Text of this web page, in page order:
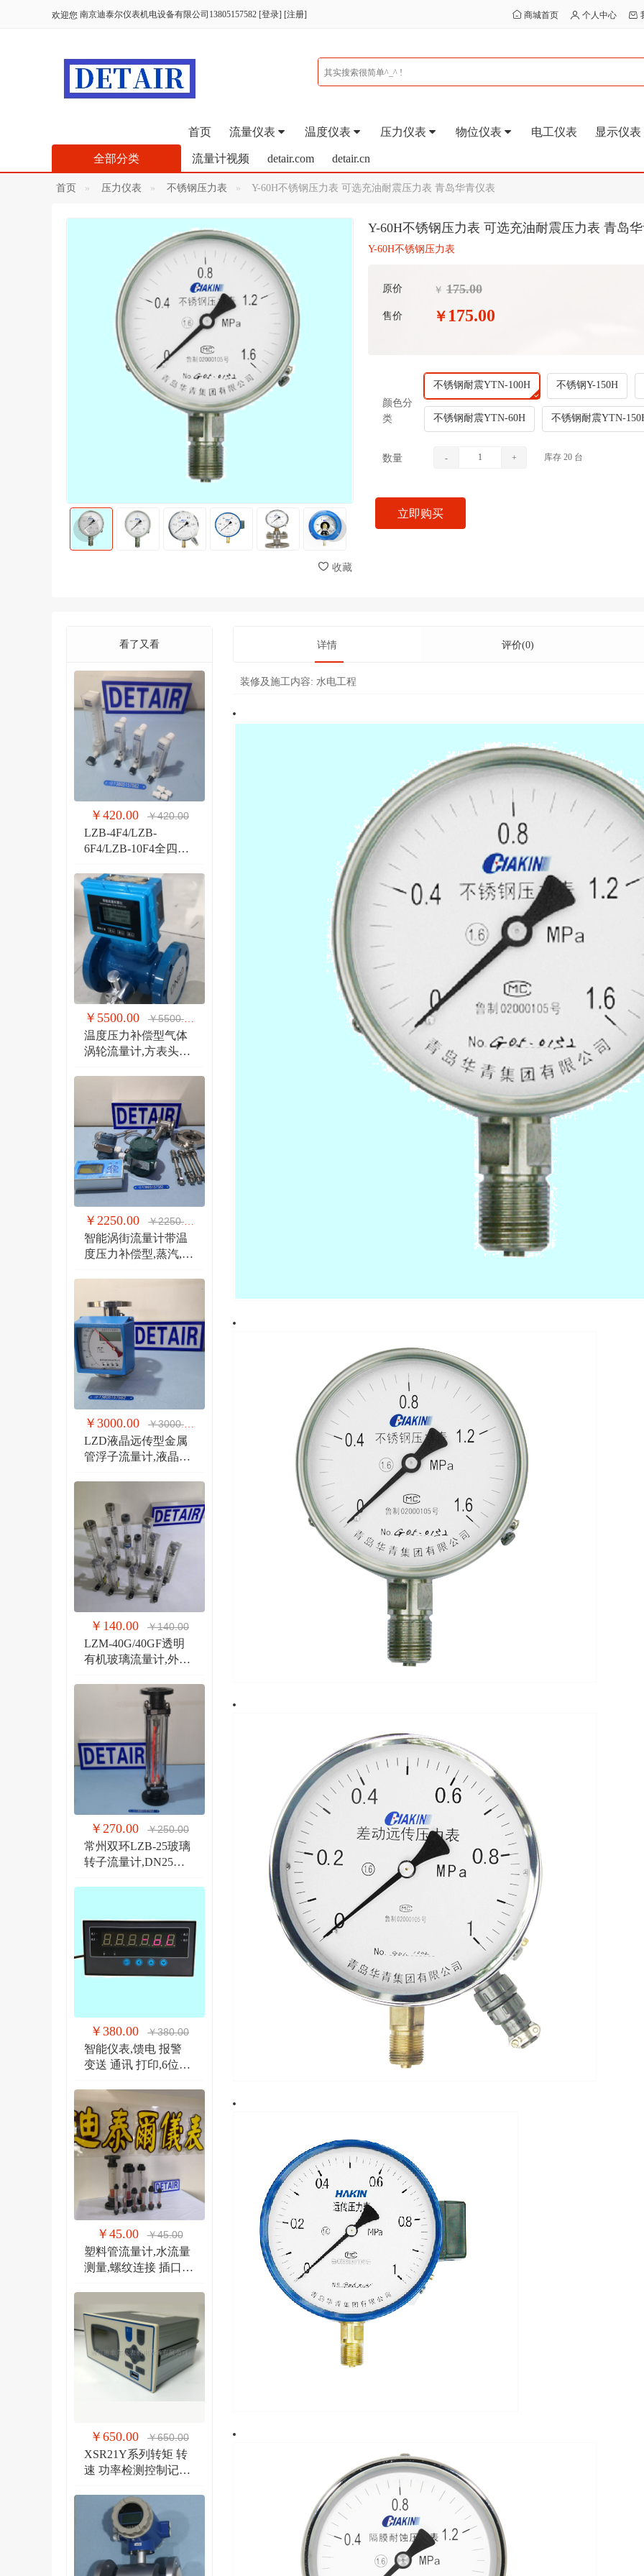
欢迎您 南京迪泰尔仪表机电设备有限公司13805157582 [登录] [注册] 商城首页 个人中心
首页 流量仪表 温度仪表 压力仪表 物位仪表 电工仪表 显示仪表
流量计视频 detair.com detair.cn
全部分类
首页 压力仪表 不锈钢压力表 Y-60H不锈钢压力表 可选充油耐震压力表 青岛华青仪表
收藏
Y-60H不锈钢压力表 可选充油耐震压力表 青岛
Y-60H不锈钢压力表
原价 ￥ 175.00
售价 ￥ 175.00
颜色分
类
不锈钢耐震YTN-100H 不锈钢Y-150H
不锈钢耐震YTN-60H 不锈钢耐震YTN-
数量 - + 库存 20 台
立即购买
看了又看
￥420.00 ￥420.00
LZB-4F4/LZB-
6F4/LZB-10F4全四氟
气体玻璃管PVDF流量
计
￥5500.00 ￥5500.00
温度压力补偿型气体
涡轮流量计,方表头防
￥2250.00 ￥2250.00
智能涡街流量计带温
度压力补偿型,蒸汽,气
￥3000.00 ￥3000.00
LZD液晶远传型金属
管浮子流量计,液晶显
￥140.00 ￥140.00
LZM-40G/40GF透明
有机玻璃流量计,外螺
￥270.00 ￥250.00
常州双环LZB-25玻璃
转子流量计,DN25法
￥380.00 ￥380.00
智能仪表,馈电 报警
变送 通讯 打印,6位显
￥45.00 ￥45.00
塑料管流量计,水流量
测量,螺纹连接 插口连
￥650.00 ￥650.00
XSR21Y系列转矩 转
速 功率检测控制记录
详情 评价(0)
装修及施工内容: 水电工程